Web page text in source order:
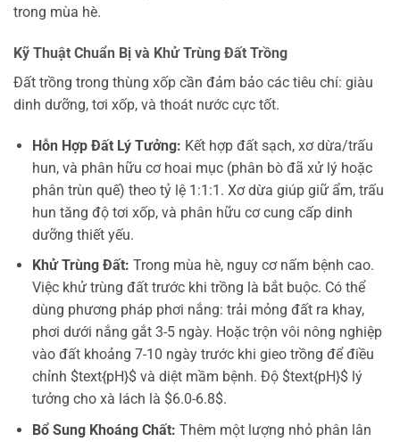
trong mùa hè.
Kỹ Thuật Chuẩn Bị và Khử Trùng Đất Trồng
Đất trồng trong thùng xốp cần đảm bảo các tiêu chí: giàu
dinh dưỡng, tơi xốp, và thoát nước cực tốt.
Hỗn Hợp Đất Lý Tưởng: Kết hợp đất sạch, xơ dừa/trấu
hun, và phân hữu cơ hoai mục (phân bò đã xử lý hoặc
phân trùn quế) theo tỷ lệ 1:1:1. Xơ dừa giúp giữ ẩm, trấu
hun tăng độ tơi xốp, và phân hữu cơ cung cấp dinh
dưỡng thiết yếu.
Khử Trùng Đất: Trong mùa hè, nguy cơ nấm bệnh cao.
Việc khử trùng đất trước khi trồng là bắt buộc. Có thể
dùng phương pháp phơi nắng: trải mỏng đất ra khay,
phơi dưới nắng gắt 3-5 ngày. Hoặc trộn vôi nông nghiệp
vào đất khoảng 7-10 ngày trước khi gieo trồng để điều
chỉnh $text{pH}$ và diệt mầm bệnh. Độ $text{pH}$ lý
tưởng cho xà lách là $6.0-6.8$.
Bổ Sung Khoáng Chất: Thêm một lượng nhỏ phân lân